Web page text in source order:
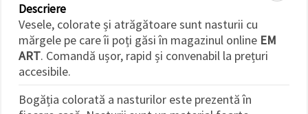
cookie -uri
dat și
făcând clic
pe butonul
"Salvați"
Аcceptati
toate!
Descriere
Vesele, colorate și atrăgătoare sunt nasturii cu
mărgele pe care îi poți găsi în magazinul online EM
ART. Comandă ușor, rapid și convenabil la prețuri
accesibile.
Bogăția colorată a nasturilor este prezentă în